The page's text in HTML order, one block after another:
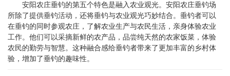
安阳农庄垂钓的第五个特色是融入农业观光。安阳农庄垂钓场
所除了提供垂钓活动，还将垂钓与农业观光巧妙结合。垂钓者可以
在垂钓的同时参观农庄，了解农业生产与农民生活，亲身体验农业
工作。他们可以采摘新鲜的农产品，品尝纯天然的农家饭菜，体验
农民的勤劳与智慧。这种融合感给垂钓者带来了更加丰富的乡村体
验，增加了垂钓的趣味性。